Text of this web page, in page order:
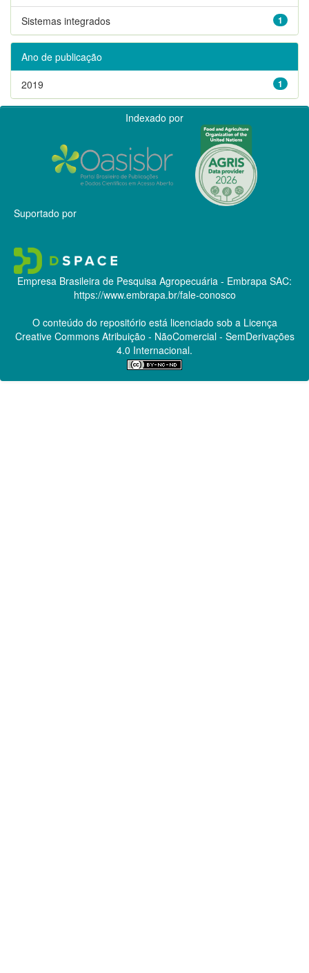
1
Sistemas integrados
Ano de publicação
1
2019
Indexado por
Suportado por
Empresa Brasileira de Pesquisa Agropecuária - Embrapa SAC:
https://www.embrapa.br/fale-conosco
O conteúdo do repositório está licenciado sob a Licença
Creative CommonsAtribuição - NãoComercial - SemDerivações
4.0 Internacional.